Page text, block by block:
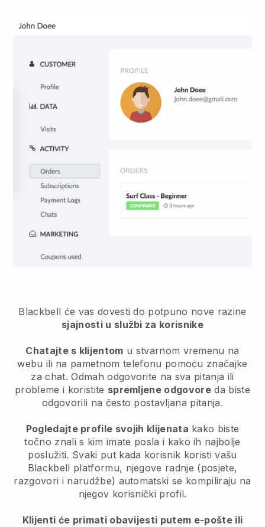
Blackbell će vas dovesti do potpuno nove razine
sjajnosti u službi za korisnike
Chatajte s klijentom u stvarnom vremenu na
webu ili na pametnom telefonu pomoću značajke
za chat. Odmah odgovorite na sva pitanja ili
probleme i koristite spremljene odgovoreda biste
odgovorili na često postavljana pitanja.
Pogledajte profile svojih klijenata kako biste
točno znali s kim imate posla i kako ih najbolje
poslužiti. Svaki put kada korisnik koristi vašu
Blackbell platformu, njegove radnje (posjete,
razgovori i narudžbe) automatski se kompiliraju na
njegov korisnički profil.
Klijenti će primati obavijesti putem e-pošte ili